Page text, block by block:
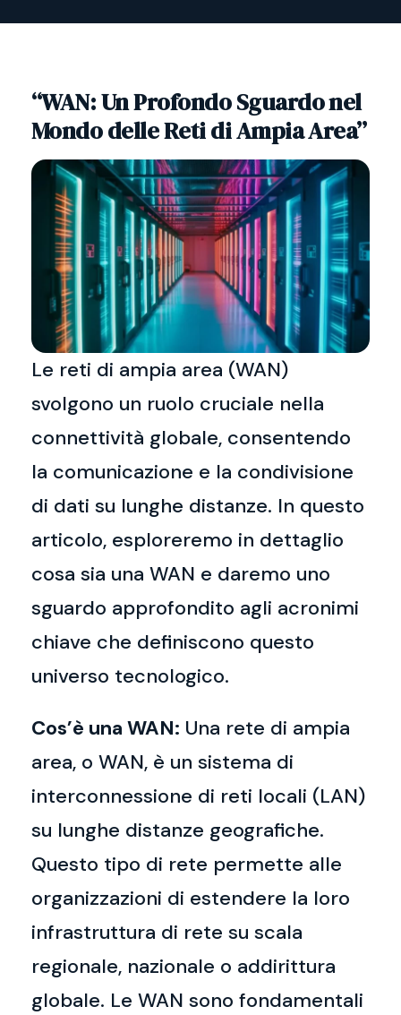
“WAN: Un Profondo Sguardo nel
Mondo delle Reti di Ampia Area”
Le reti di ampia area (WAN)
svolgono un ruolo cruciale nella
connettività globale, consentendo
la comunicazione e la condivisione
di dati su lunghe distanze. In questo
articolo, esploreremo in dettaglio
cosa sia una WAN e daremo uno
sguardo approfondito agli acronimi
chiave che definiscono questo
universo tecnologico.
Cos’è una WAN: Una rete di ampia
area, o WAN, è un sistema di
interconnessione di reti locali (LAN)
su lunghe distanze geografiche.
Questo tipo di rete permette alle
organizzazioni di estendere la loro
infrastruttura di rete su scala
regionale, nazionale o addirittura
globale. Le WAN sono fondamentali